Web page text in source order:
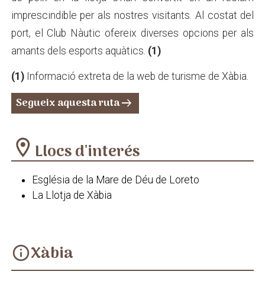
imprescindible per als nostres visitants. Al costat del
port, el Club Nàutic ofereix diverses opcions per als
amants dels esports aquàtics. (1)
(1) Informació extreta de la web de turisme de Xàbia.
Segueix aquesta rutaarrow_right_alt
location_on Llocs d'interés
Església de la Mare de Déu de Loreto
La Llotja de Xàbia
infoXàbia